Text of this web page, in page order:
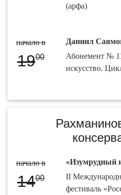
(арфа)
начало в
1900
Даниил
Абонемент №
искусство.
начало в
1400
«Изумрудный
II
фестиваль